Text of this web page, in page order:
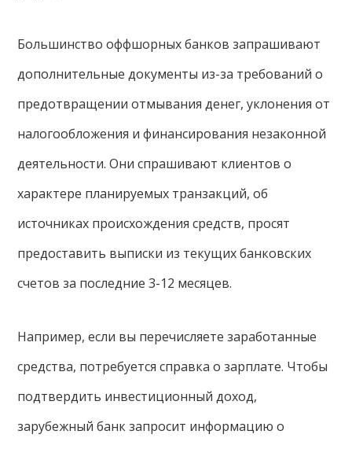
Большинство оффшорных банков запрашивают
дополнительные документы из-за требований о
предотвращении отмывания денег, уклонения от
налогообложения и финансирования незаконной
деятельности. Они спрашивают клиентов о
характере планируемых транзакций, об
источниках происхождения средств, просят
предоставить выписки из текущих банковских
счетов за последние 3-12 месяцев.
Например, если вы перечисляете заработанные
средства, потребуется справка о зарплате. Чтобы
подтвердить инвестиционный доход,
зарубежный банк запросит информацию о